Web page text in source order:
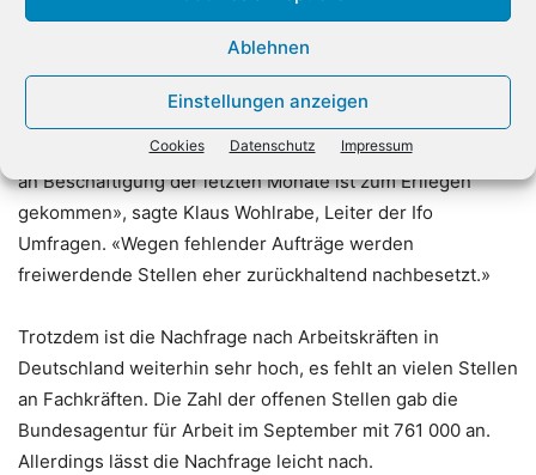
Ablehnen
Einstellungen anzeigen
Cookies Datenschutz Impressum
Einstellungsbereitschaft der Unternehmen in Deutschland
hat einen Dämpfer erhalten», hieß es kürzlich von den
Münchner Wirtschaftsforschern. Das Ifo-
Beschäftigungsbarometer sank im September auf den
niedrigsten Wert seit Februar 2021. «Der robuste Aufbau
an Beschäftigung der letzten Monate ist zum Erliegen
gekommen», sagte Klaus Wohlrabe, Leiter der Ifo
Umfragen. «Wegen fehlender Aufträge werden
freiwerdende Stellen eher zurückhaltend nachbesetzt.»
Trotzdem ist die Nachfrage nach Arbeitskräften in
Deutschland weiterhin sehr hoch, es fehlt an vielen Stellen
an Fachkräften. Die Zahl der offenen Stellen gab die
Bundesagentur für Arbeit im September mit 761 000 an.
Allerdings lässt die Nachfrage leicht nach.